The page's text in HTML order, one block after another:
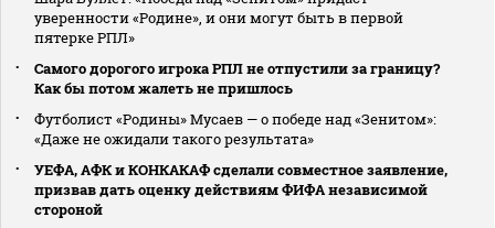
уверенности «Родине», и они могут быть в первой
пятерке РПЛ»
Самого дорогого игрока РПЛ не отпустили за границу?
Как бы потом жалеть не пришлось
Футболист «Родины» Мусаев — о победе над «Зенитом»:
«Даже не ожидали такого результата»
УЕФА, АФК и КОНКАКАФ сделали совместное заявление,
призвав дать оценку действиям ФИФА независимой
стороной